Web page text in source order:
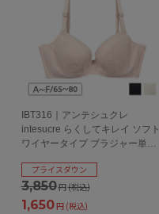
IBT316｜アンテシュクレ
intesucre らくしてキレイ ソフト
ワイヤータイプ ブラジャー単品
65/70/75/80cm
3,850円(税込)
プライスダウン
1,650円 (税込)